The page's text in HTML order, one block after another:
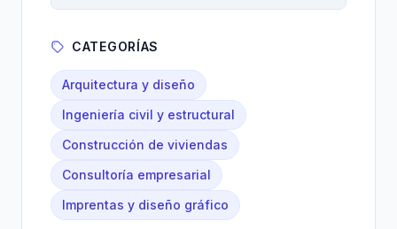
CATEGORÍAS
Arquitectura y diseño
Ingeniería civil y estructural
Construcción de viviendas
Consultoría empresarial
Imprentas y diseño gráfico